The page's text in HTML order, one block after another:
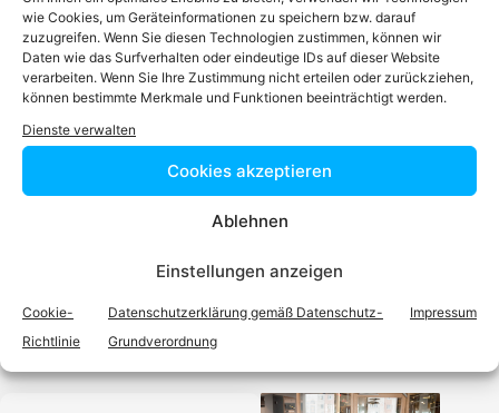
wie Cookies, um Geräteinformationen zu speichern bzw. darauf
zuzugreifen. Wenn Sie diesen Technologien zustimmen, können wir
Daten wie das Surfverhalten oder eindeutige IDs auf dieser Website
verarbeiten. Wenn Sie Ihre Zustimmung nicht erteilen oder zurückziehen,
können bestimmte Merkmale und Funktionen beeinträchtigt werden.
Dienste verwalten
Cookies akzeptieren
Ablehnen
Einstellungen anzeigen
Cookie-
Richtlinie
Datenschutzerklärung gemäß Datenschutz-
Grundverordnung
Impressum
Podcast
Video-Podcast #69 Katharina Echerer – Verlagsleitung
Recht, Wirtschaft, Steuern facultas Verlag